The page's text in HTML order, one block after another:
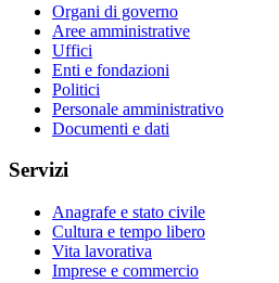
Organi di governo
Aree amministrative
Uffici
Enti e fondazioni
Politici
Personale amministrativo
Documenti e dati
Servizi
Anagrafe e stato civile
Cultura e tempo libero
Vita lavorativa
Imprese e commercio